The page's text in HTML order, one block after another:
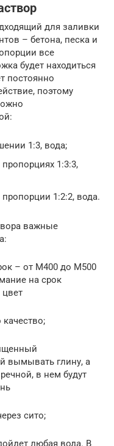
для заливки
– бетона, песка и
все
будет находиться
постоянно
поэтому
1:3, вода;
1:3:3,
1:2:2, вода.
важные
– от М400 до М500
на срок
цвет
вымывать глину, а
в нем будут
сито;
любая вода. В